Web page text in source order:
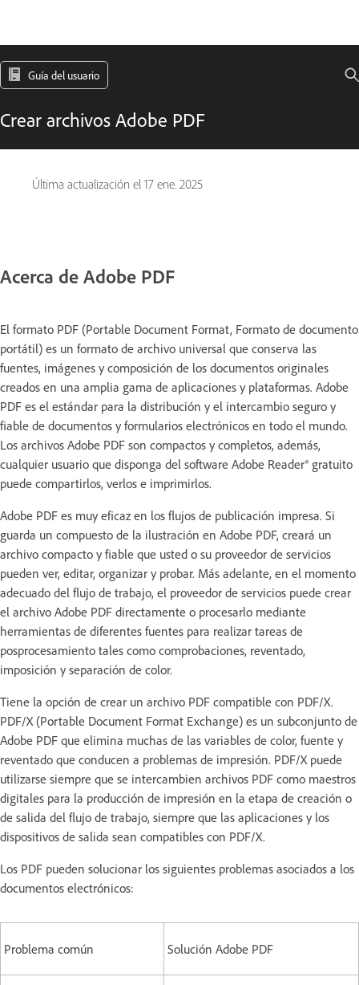
Guía del usuario
Crear archivos Adobe PDF
Última actualización el 17 ene. 2025
Acerca de Adobe PDF
El formato PDF (Portable Document Format, Formato de documento
portátil) es un formato de archivo universal que conserva las
fuentes, imágenes y composición de los documentos originales
creados en una amplia gama de aplicaciones y plataformas. Adobe
PDF es el estándar para la distribución y el intercambio seguro y
fiable de documentos y formularios electrónicos en todo el mundo.
Los archivos Adobe PDF son compactos y completos, además,
cualquier usuario que disponga del software Adobe Reader® gratuito
puede compartirlos, verlos e imprimirlos.
Adobe PDF es muy eficaz en los flujos de publicación impresa. Si
guarda un compuesto de la ilustración en Adobe PDF, creará un
archivo compacto y fiable que usted o su proveedor de servicios
pueden ver, editar, organizar y probar. Más adelante, en el momento
adecuado del flujo de trabajo, el proveedor de servicios puede crear
el archivo Adobe PDF directamente o procesarlo mediante
herramientas de diferentes fuentes para realizar tareas de
posprocesamiento tales como comprobaciones, reventado,
imposición y separación de color.
Tiene la opción de crear un archivo PDF compatible con PDF/X.
PDF/X (Portable Document Format Exchange) es un subconjunto de
Adobe PDF que elimina muchas de las variables de color, fuente y
reventado que conducen a problemas de impresión. PDF/X puede
utilizarse siempre que se intercambien archivos PDF como maestros
digitales para la producción de impresión en la etapa de creación o
de salida del flujo de trabajo, siempre que las aplicaciones y los
dispositivos de salida sean compatibles con PDF/X.
Los PDF pueden solucionar los siguientes problemas asociados a los
documentos electrónicos:
Problema común Solución Adobe PDF